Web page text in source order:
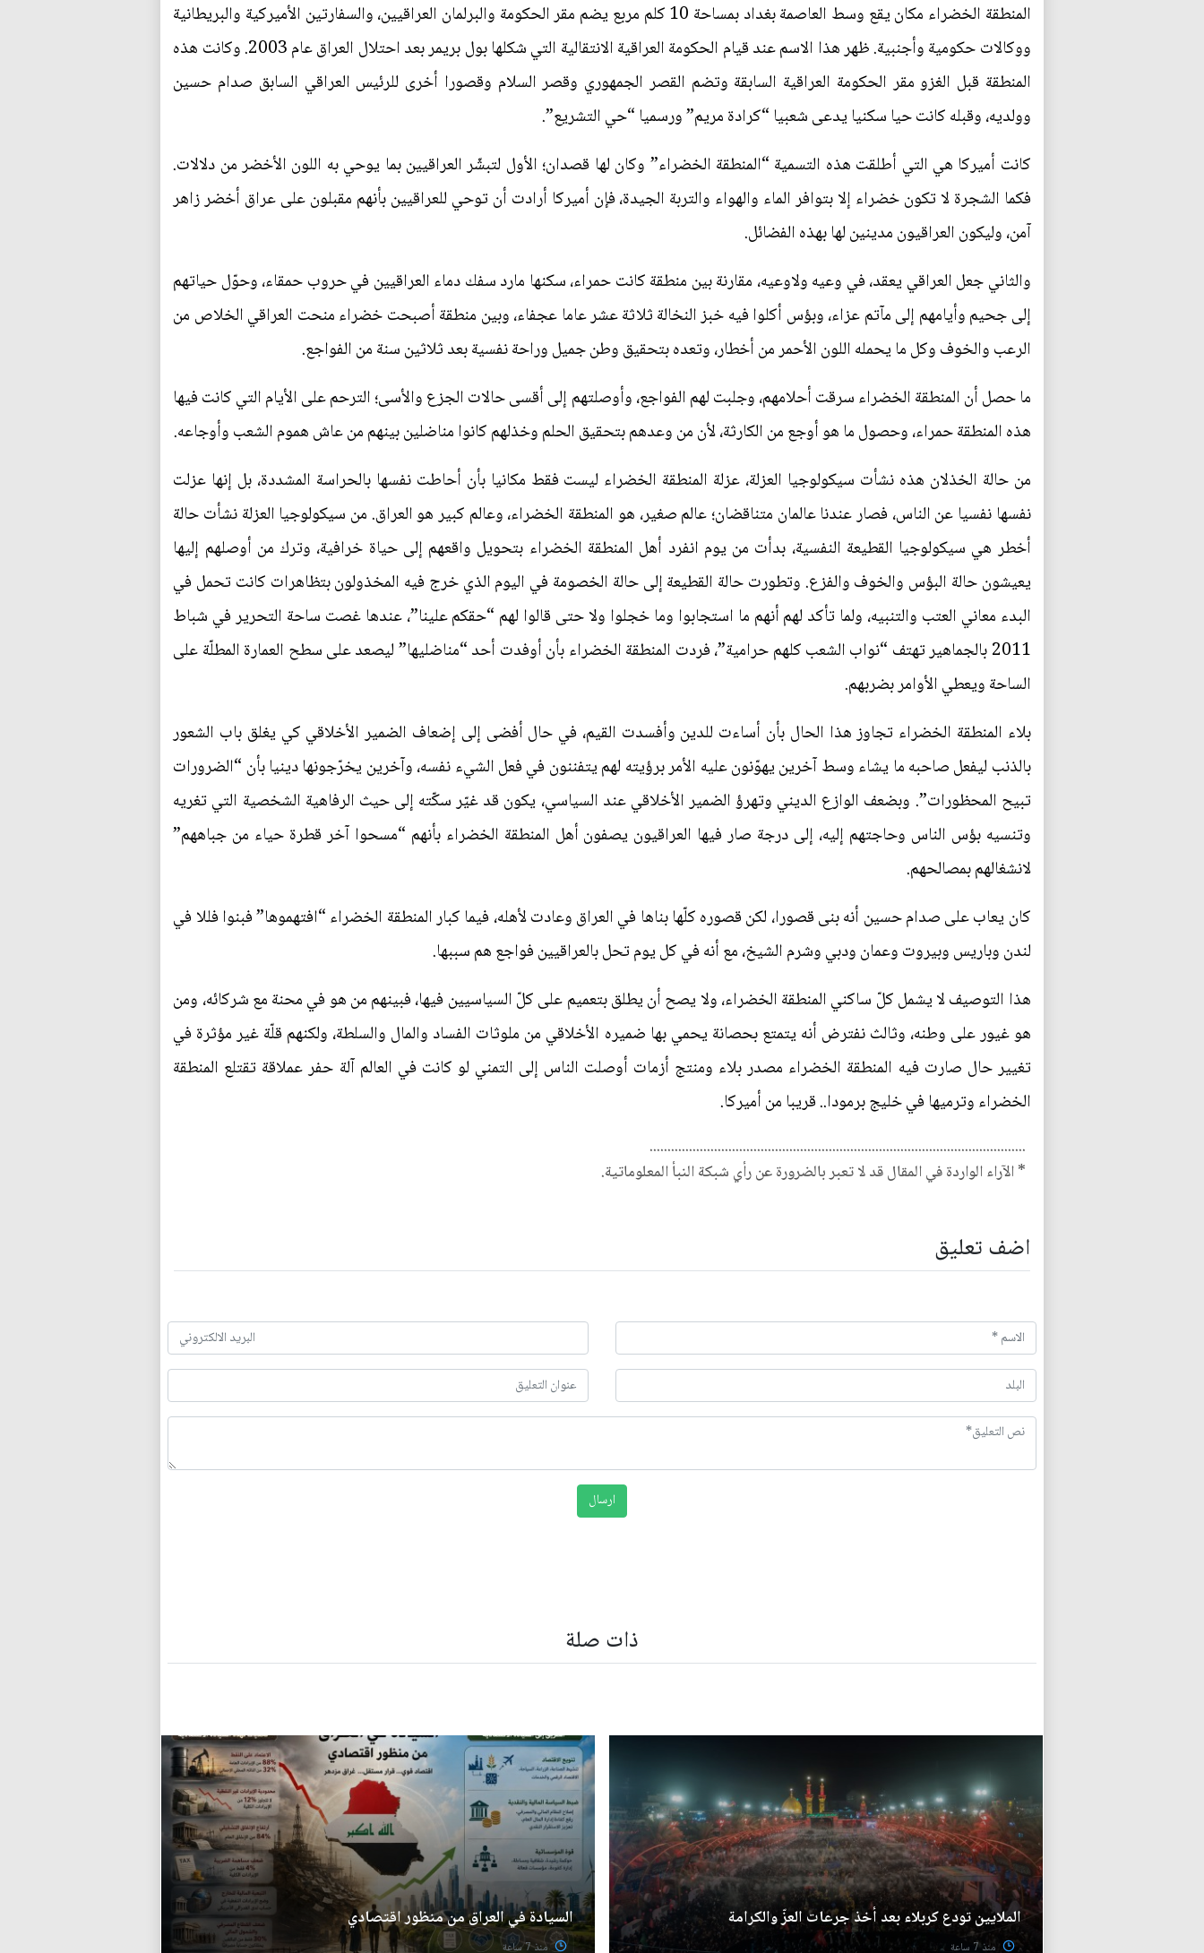
المنطقة الخضراء مكان يقع وسط العاصمة بغداد بمساحة 10 كلم مربع يضم مقر الحكومة والبرلمان العراقيين، والسفارتين الأميركية والبريطانية
ووكالات حكومية وأجنبية. ظهر هذا الاسم عند قيام الحكومة العراقية الانتقالية التي شكلها بول بريمر بعد احتلال العراق عام 2003. وكانت هذه
المنطقة قبل الغزو مقر الحكومة العراقية السابقة وتضم القصر الجمهوري وقصر السلام وقصورا أخرى للرئيس العراقي السابق صدام حسين
وولديه، وقبله كانت حيا سكنيا يدعى شعبيا “كرادة مريم” ورسميا “حي التشريع”.
كانت أميركا هي التي أطلقت هذه التسمية “المنطقة الخضراء” وكان لها قصدان؛ الأول لتبشّر العراقيين بما يوحي به اللون الأخضر من دلالات.
فكما الشجرة لا تكون خضراء إلا بتوافر الماء والهواء والتربة الجيدة، فإن أميركا أرادت أن توحي للعراقيين بأنهم مقبلون على عراق أخضر زاهر
آمن، وليكون العراقيون مدينين لها بهذه الفضائل.
والثاني جعل العراقي يعقد، في وعيه ولاوعيه، مقارنة بين منطقة كانت حمراء، سكنها مارد سفك دماء العراقيين في حروب حمقاء، وحوّل حياتهم
إلى جحيم وأيامهم إلى مآتم عزاء، وبؤس أكلوا فيه خبز النخالة ثلاثة عشر عاما عجفاء، وبين منطقة أصبحت خضراء منحت العراقي الخلاص من
الرعب والخوف وكل ما يحمله اللون الأحمر من أخطار، وتعده بتحقيق وطن جميل وراحة نفسية بعد ثلاثين سنة من الفواجع.
ما حصل أن المنطقة الخضراء سرقت أحلامهم، وجلبت لهم الفواجع، وأوصلتهم إلى أقسى حالات الجزع والأسى؛ الترحم على الأيام التي كانت فيها
هذه المنطقة حمراء، وحصول ما هو أوجع من الكارثة، لأن من وعدهم بتحقيق الحلم وخذلهم كانوا مناضلين بينهم من عاش هموم الشعب وأوجاعه.
من حالة الخذلان هذه نشأت سيكولوجيا العزلة، عزلة المنطقة الخضراء ليست فقط مكانيا بأن أحاطت نفسها بالحراسة المشددة، بل إنها عزلت
نفسها نفسيا عن الناس، فصار عندنا عالمان متناقضان؛ عالم صغير، هو المنطقة الخضراء، وعالم كبير هو العراق. من سيكولوجيا العزلة نشأت حالة
أخطر هي سيكولوجيا القطيعة النفسية، بدأت من يوم انفرد أهل المنطقة الخضراء بتحويل واقعهم إلى حياة خرافية، وترك من أوصلهم إليها
يعيشون حالة البؤس والخوف والفزع. وتطورت حالة القطيعة إلى حالة الخصومة في اليوم الذي خرج فيه المخذولون بتظاهرات كانت تحمل في
البدء معاني العتب والتنبيه، ولما تأكد لهم أنهم ما استجابوا وما خجلوا ولا حتى قالوا لهم “حقكم علينا”، عندها غصت ساحة التحرير في شباط
2011 بالجماهير تهتف “نواب الشعب كلهم حرامية”، فردت المنطقة الخضراء بأن أوفدت أحد “مناضليها” ليصعد على سطح العمارة المطلّة على
الساحة ويعطي الأوامر بضربهم.
بلاء المنطقة الخضراء تجاوز هذا الحال بأن أساءت للدين وأفسدت القيم، في حال أفضى إلى إضعاف الضمير الأخلاقي كي يغلق باب الشعور
بالذنب ليفعل صاحبه ما يشاء وسط آخرين يهوّنون عليه الأمر برؤيته لهم يتفننون في فعل الشيء نفسه، وآخرين يخرّجونها دينيا بأن “الضرورات
تبيح المحظورات”. وبضعف الوازع الديني وتهرؤ الضمير الأخلاقي عند السياسي، يكون قد غيّر سكّته إلى حيث الرفاهية الشخصية التي تغريه
وتنسيه بؤس الناس وحاجتهم إليه، إلى درجة صار فيها العراقيون يصفون أهل المنطقة الخضراء بأنهم “مسحوا آخر قطرة حياء من جباههم”
لانشغالهم بمصالحهم.
كان يعاب على صدام حسين أنه بنى قصورا، لكن قصوره كلّها بناها في العراق وعادت لأهله، فيما كبار المنطقة الخضراء “افتهموها” فبنوا فللا في
لندن وباريس وبيروت وعمان ودبي وشرم الشيخ، مع أنه في كل يوم تحل بالعراقيين فواجع هم سببها.
هذا التوصيف لا يشمل كلّ ساكني المنطقة الخضراء، ولا يصح أن يطلق بتعميم على كلّ السياسيين فيها، فبينهم من هو في محنة مع شركائه، ومن
هو غيور على وطنه، وثالث نفترض أنه يتمتع بحصانة يحمي بها ضميره الأخلاقي من ملوثات الفساد والمال والسلطة، ولكنهم قلّة غير مؤثرة في
تغيير حال صارت فيه المنطقة الخضراء مصدر بلاء ومنتج أزمات أوصلت الناس إلى التمني لو كانت في العالم آلة حفر عملاقة تقتلع المنطقة
الخضراء وترميها في خليج برمودا.. قريبا من أميركا.
.........................................................................................................
* الآراء الواردة في المقال قد لا تعبر بالضرورة عن رأي شبكة النبأ المعلوماتية.
اضف تعليق
ذات صلة
الملايين تودع كربلاء بعد أخذ جرعات العزّ والكرامة
منذ 7 ساعة
السيادة في العراق من منظور اقتصادي
منذ 7 ساعة